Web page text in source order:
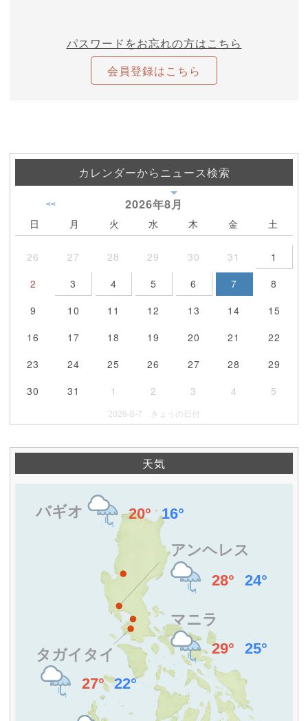
パスワードをお忘れの方はこちら
会員登録はこちら
カレンダーからニュース検索
2026年8月
<<
日 月 火 水 木 金 土
26 27 28 29 30 31
1
2
3 4 5 6 7
8
9
10 11 12 13 14
15
16
17 18 19 20 21
22
23
24 25 26 27 28
29
30
31 1 2 3 4 5
2026-8-7 きょうの日付
天気